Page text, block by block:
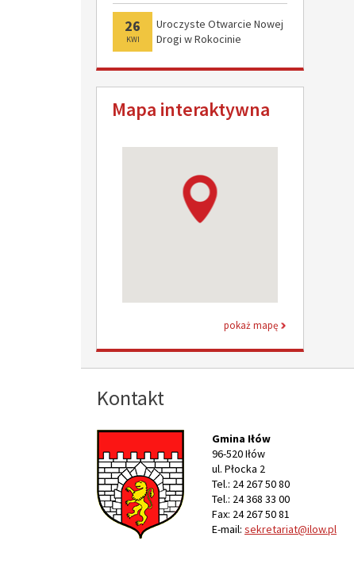
26
KWI
Uroczyste Otwarcie Nowej
Drogi w Rokocinie
Mapa interaktywna
pokaż mapę
Kontakt
Gmina Iłów
96-520 Iłów
ul. Płocka 2
Tel.: 24 267 50 80
Tel.: 24 368 33 00
Fax: 24 267 50 81
E-mail: sekretariat@ilow.pl